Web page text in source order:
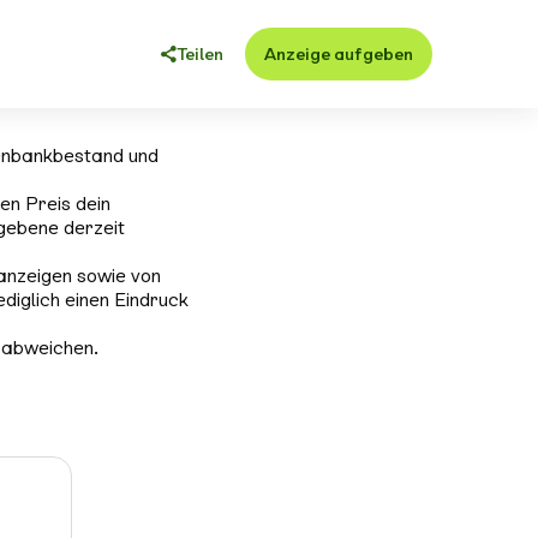
Teilen Anzeige aufgeben
und
Preis dein
derzeit
sowie von
einen Eindruck